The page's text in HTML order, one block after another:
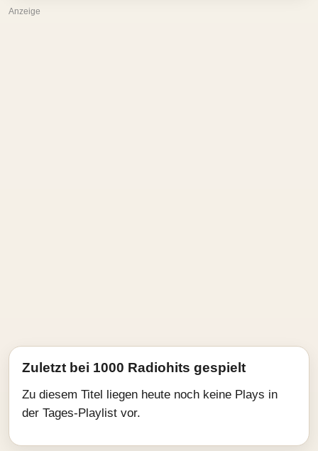
Anzeige
Zuletzt bei 1000 Radiohits gespielt
Zu diesem Titel liegen heute noch keine Plays in
der Tages-Playlist vor.